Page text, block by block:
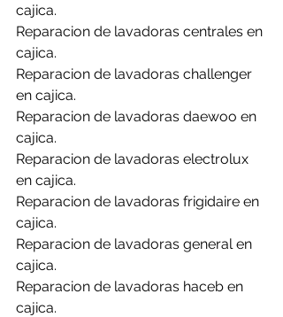
cajica.
Reparacion de lavadoras centrales en
cajica.
Reparacion de lavadoras challenger
en cajica.
Reparacion de lavadoras daewoo en
cajica.
Reparacion de lavadoras electrolux
en cajica.
Reparacion de lavadoras frigidaire en
cajica.
Reparacion de lavadoras general en
cajica.
Reparacion de lavadoras haceb en
cajica.